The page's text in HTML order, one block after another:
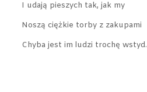
I udają pieszych tak, jak my
Noszą ciężkie torby z zakupami
Chyba jest im ludzi trochę wstyd.